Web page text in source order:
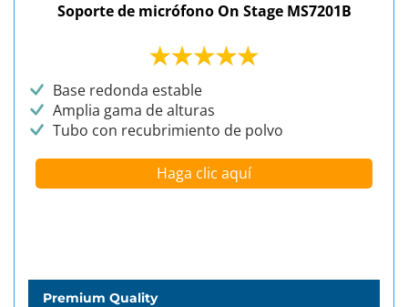
Soporte de micrófono On Stage MS7201B
Base redonda estable
Amplia gama de alturas
Tubo con recubrimiento de polvo
Haga clic aquí
Premium Quality